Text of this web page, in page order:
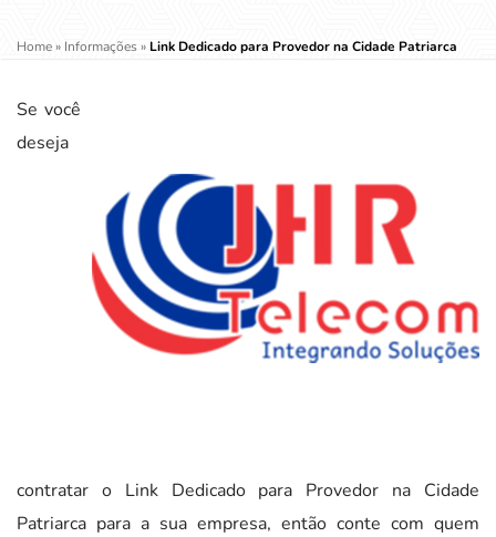
Home» Informações»Link Dedicado para Provedor na Cidade Patriarca
Se você
deseja
contratar o Link Dedicado para Provedor na Cidade
Patriarca para a sua empresa, então conte com quem